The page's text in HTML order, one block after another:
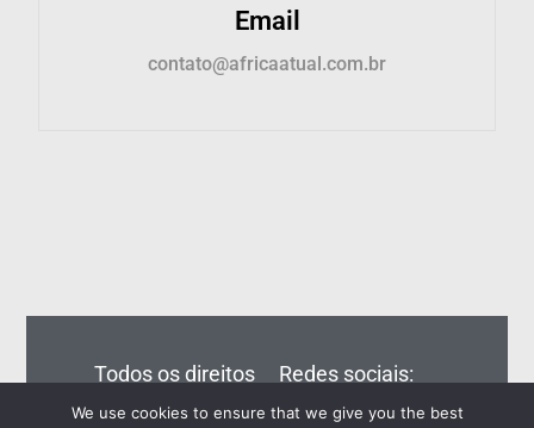
Email
contato@africaatual.com.br
Todos os direitos
Eiros do Brasil Ltda
Redes sociais:
We use cookies to ensure that we give you the best